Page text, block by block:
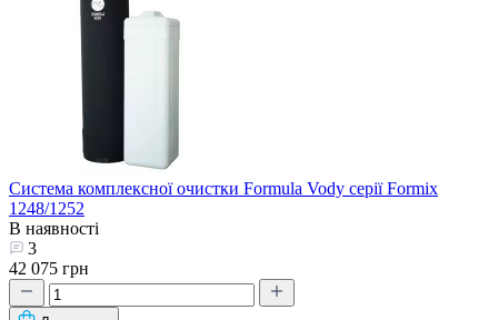
Система комплексної очистки Formula Vody серії Formix
1248/1252
В наявності
3
42 075 грн